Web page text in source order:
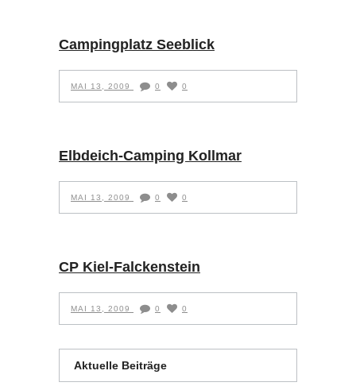
Campingplatz Seeblick
MAI 13, 2009 0 0
Elbdeich-Camping Kollmar
MAI 13, 2009 0 0
CP Kiel-Falckenstein
MAI 13, 2009 0 0
Aktuelle Beiträge